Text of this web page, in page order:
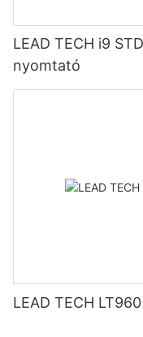
LEAD TECH i9
nyomtató
LEAD TECH